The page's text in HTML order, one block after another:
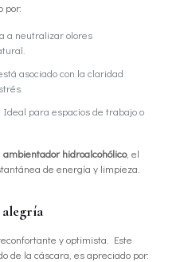
por:
a neutralizar olores
asociado con la claridad
para espacios de trabajo o
ambientador hidroalcohólico, el
de energía y limpieza.
alegría
y optimista. Este
de la cáscara, es apreciado por: